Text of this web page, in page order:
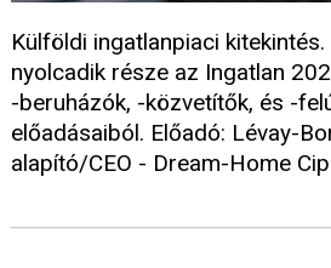
Külföldi ingatlanpiaci
nyolcadik része az Ingatlan
-beruházók, -közvetítők, és -
előadásaiból. Előadó: Lévay-
alapító/CEO - Dream-Home